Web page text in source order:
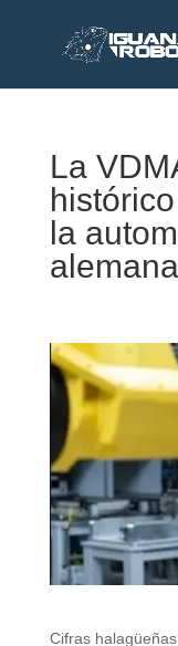
La
la
Cifras